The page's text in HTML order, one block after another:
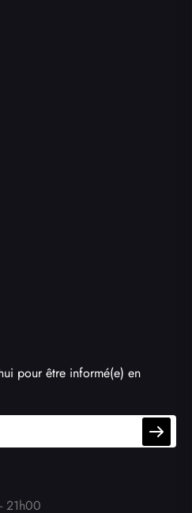
pour être informé(e) en
21h00